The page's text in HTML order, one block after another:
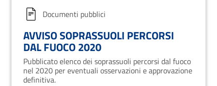
Documenti pubblici
AVVISO SOPRASSUOLI PERCORSI
DAL FUOCO 2020
Pubblicato elenco dei soprassuoli percorsi dal fuoco
nel 2020 per eventuali osservazioni e approvazione
definitiva.